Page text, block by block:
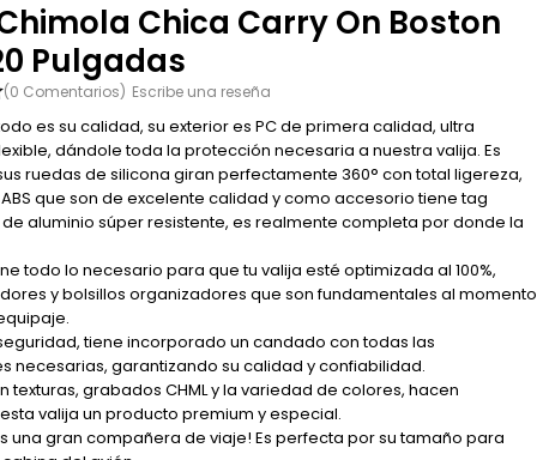
Chica Carry On Boston
Pulgadas
(0 Comentarios) Escribe una reseña
es su calidad, su exterior es PC de primera calidad, ultra
dándole toda la protección necesaria a nuestra valija. Es
ruedas de silicona giran perfectamente 360° con total ligereza,
que son de excelente calidad y como accesorio tiene tag
aluminio súper resistente, es realmente completa por donde la
todo lo necesario para que tu valija esté optimizada al 100%,
y bolsillos organizadores que son fundamentales al momento
tiene incorporado un candado con todas las
necesarias, garantizando su calidad y confiabilidad.
texturas, grabados CHML y la variedad de colores, hacen
valija un producto premium y especial.
una gran compañera de viaje! Es perfecta por su tamaño para